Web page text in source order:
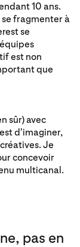
10 ans.
se fragmenter à
se
est non
que
sûr) avec
d'imaginer,
Je
concevoir
multicanal.
pas en